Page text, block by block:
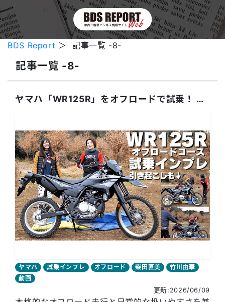
BDS Report ＞ 記事一覧 -8-
記事一覧 -8-
ヤマハ 試乗インプレ オフロード 柴田直美
竹川由華
動画
更新:2026/06/09
ヤマハ「WR125R」をオフロードで試乗！ 引き起こしインプレにも挑戦！